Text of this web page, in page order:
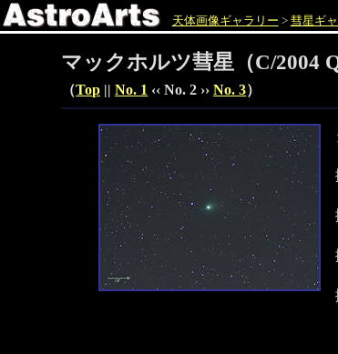
天体画像ギャラリー > 彗星ギ
マックホルツ彗星（C/2004
（Top ||No. 1 ‹‹ No. 2 ››No. 3）